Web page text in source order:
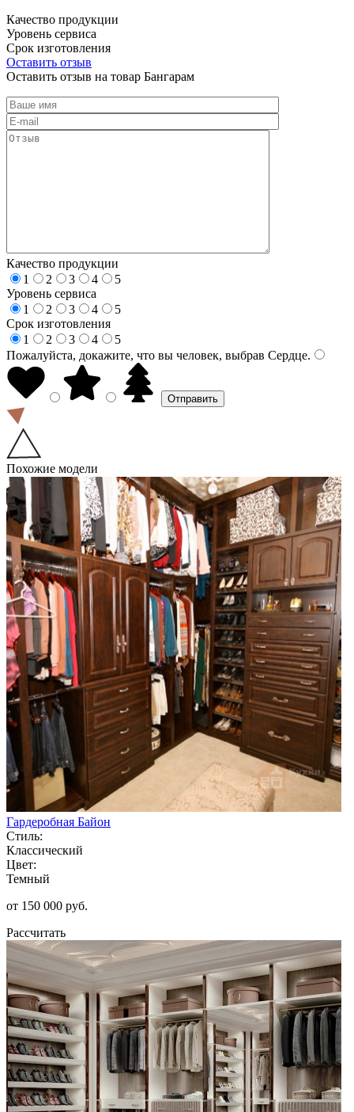
Качество продукции
Уровень сервиса
Срок изготовления
Оставить отзыв
Оставить отзыв на товар Бангарам
Качество продукции
1
2 3 4
5
Уровень сервиса
1
2 3 4
5
Срок изготовления
1
2 3 4
5
Пожалуйста, докажите, что вы человек, выбрав Сердце.
Похожие модели
Гардеробная Байон
Стиль:
Классический
Цвет:
Темный
от 150 000 руб.
Рассчитать